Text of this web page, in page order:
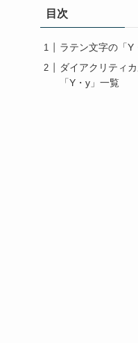
目次
ラテン文字の「Y
ダイアクリティ
「Y・y」一覧